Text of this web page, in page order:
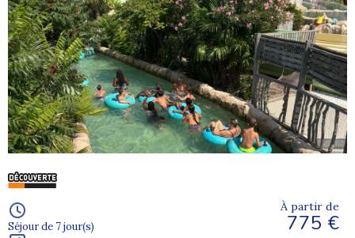
Séjour de 7 jour(s)
À partir de
775 €